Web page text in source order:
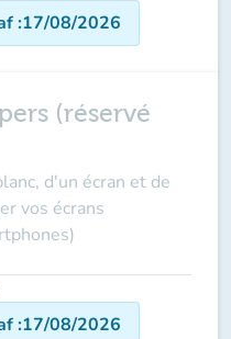
:17/08/2026
(réservé
d'un écran et de
vos écrans
:17/08/2026